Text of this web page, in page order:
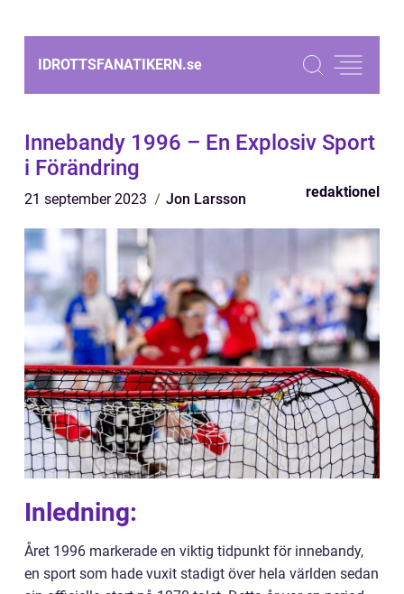
IDROTTSFANATIKERN.se
Innebandy 1996 – En Explosiv Sport
i Förändring
21 september 2023 Jon Larsson redaktionel
Inledning:
Året 1996 markerade en viktig tidpunkt för innebandy,
en sport som hade vuxit stadigt över hela världen sedan